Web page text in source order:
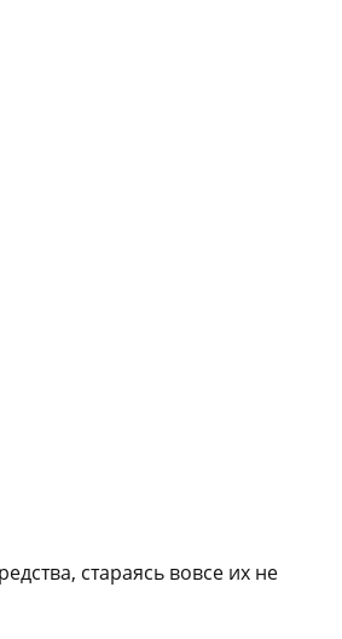
стараясь вовсе их не